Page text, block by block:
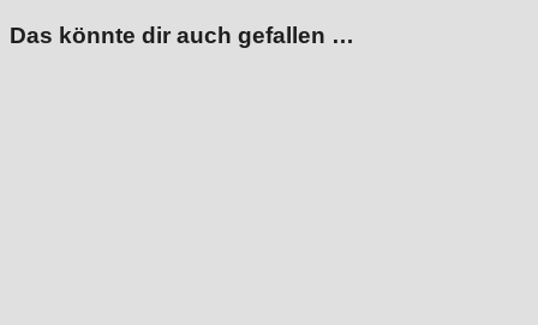
Das könnte dir auch gefallen …